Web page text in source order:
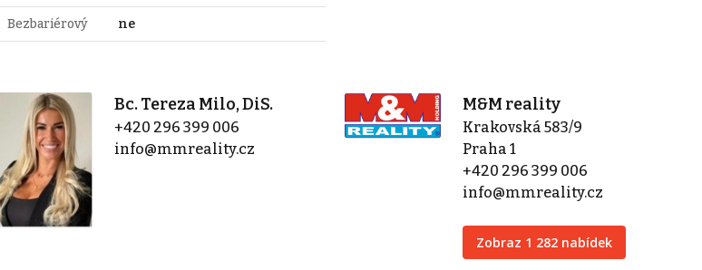
Bezbariérový ne
Bc. Tereza Milo, DiS.
+420 296 399 006
info@mmreality.cz
M&M reality
Krakovská 583/9
Praha 1
+420 296 399 006
info@mmreality.cz
Zobraz 1 282 nabídek